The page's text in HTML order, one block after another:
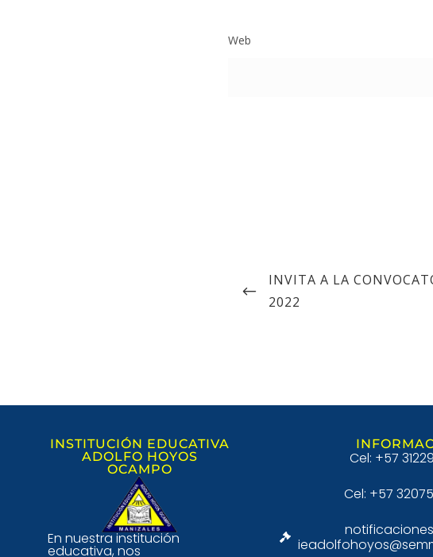
Web
INVITA A LA
2022
INSTITUCIÓN EDUCATIVA
ADOLFO HOYOS
OCAMPO
En nuestra institución
educativa, nos
Cel: +57
Cel: +57